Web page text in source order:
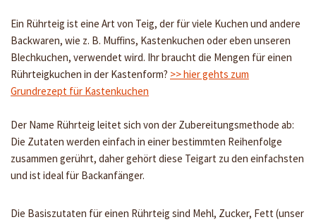
Ein Rührteig ist eine Art von Teig, der für viele Kuchen und andere
Backwaren, wie z. B. Muffins, Kastenkuchen oder eben unseren
Blechkuchen, verwendet wird. Ihr braucht die Mengen für einen
Rührteigkuchen in der Kastenform? >> hier gehts zum
Grundrezept für Kastenkuchen
Der Name Rührteig leitet sich von der Zubereitungsmethode ab:
Die Zutaten werden einfach in einer bestimmten Reihenfolge
zusammen gerührt, daher gehört diese Teigart zu den einfachsten
und ist ideal für Backanfänger.
Die Basiszutaten für einen Rührteig sind Mehl, Zucker, Fett (unser